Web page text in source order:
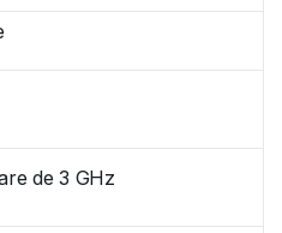
de 3 GHz